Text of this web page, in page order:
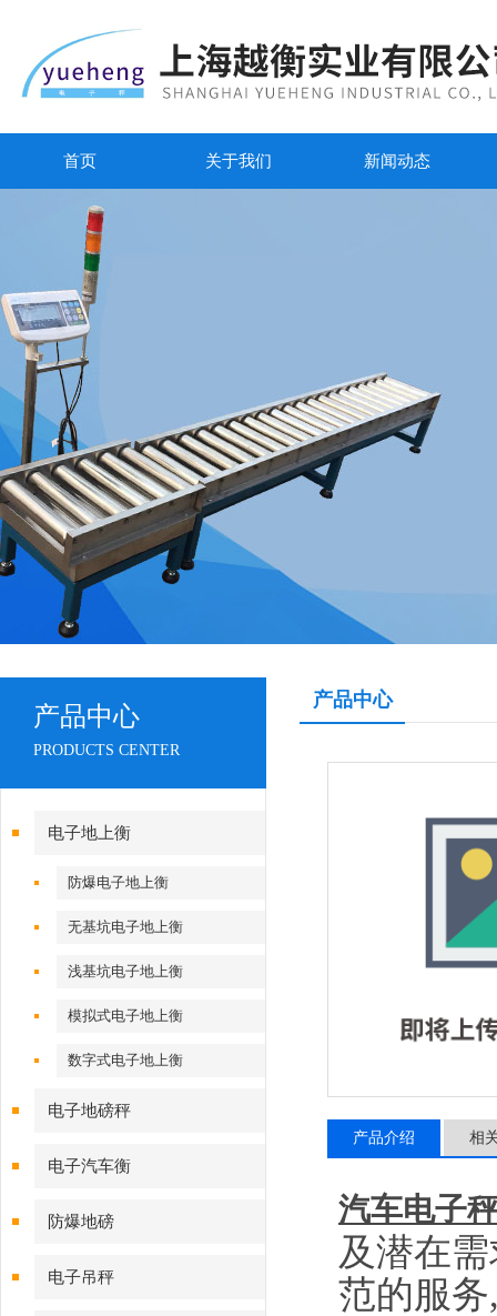
首页 关于我们 新闻动态
产品中心
PRODUCTS CENTER
电子地上衡
防爆电子地上衡
无基坑电子地上衡
浅基坑电子地上衡
模拟式电子地上衡
数字式电子地上衡
电子地磅秤
电子汽车衡
防爆地磅
电子吊秤
产品中心
产品介绍 相
汽车电子
及潜在
范的服